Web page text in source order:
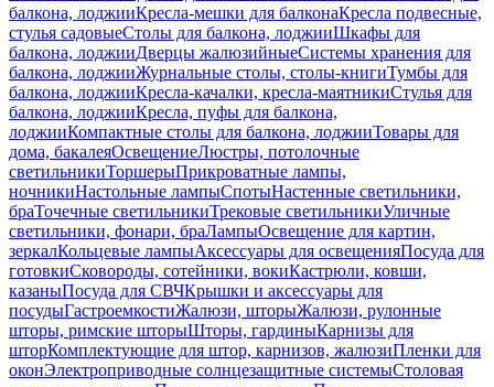
балкона, лоджииКресла-мешки для балконаКресла подвесные,
стулья садовыеСтолы для балкона, лоджииШкафы для
балкона, лоджииДверцы жалюзийныеСистемы хранения для
балкона, лоджииЖурнальные столы, столы-книгиТумбы для
балкона, лоджииКресла-качалки, кресла-маятникиСтулья для
балкона, лоджииКресла, пуфы для балкона,
лоджииКомпактные столы для балкона, лоджииТовары для
дома, бакалеяОсвещениеЛюстры, потолочные
светильникиТоршерыПрикроватные лампы,
ночникиНастольные лампыСпотыНастенные светильники,
браТочечные светильникиТрековые светильникиУличные
светильники, фонари, браЛампыОсвещение для картин,
зеркалКольцевые лампыАксессуары для освещенияПосуда для
готовкиСковороды, сотейники, вокиКастрюли, ковши,
казаныПосуда для СВЧКрышки и аксессуары для
посудыГастроемкостиЖалюзи, шторыЖалюзи, рулонные
шторы, римские шторыШторы, гардиныКарнизы для
шторКомплектующие для штор, карнизов, жалюзиПленки для
оконЭлектроприводные солнцезащитные системыСтоловая